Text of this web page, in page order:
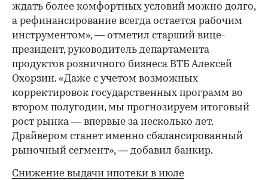
ждать более комфортных условий можно долго,
а рефинансирование всегда остается рабочим
инструментом», — отметил старший вице-
президент, руководитель департамента
продуктов розничного бизнеса ВТБ Алексей
Охорзин. «Даже с учетом возможных
корректировок государственных программ во
втором полугодии, мы прогнозируем итоговый
рост рынка — впервые за несколько лет.
Драйвером станет именно сбалансированный
рыночный сегмент», — добавил банкир.
Снижение выдачи ипотеки в июле